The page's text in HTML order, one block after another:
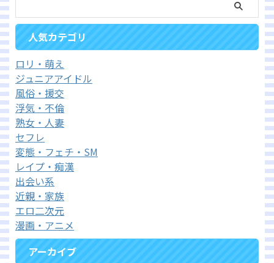
人気カテゴリ
ロリ・萌え
ジュニアアイドル
風俗・援交
浮気・不倫
熟女・人妻
セフレ
変態・フェチ・SM
レイプ・痴漢
出会い系
近親・家族
エロ二次元
漫画・アニメ
アーカイブ